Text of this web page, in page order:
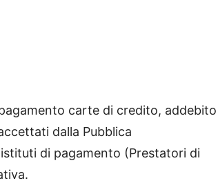
carte di credito, addebito
dalla Pubblica
di pagamento (Prestatori di